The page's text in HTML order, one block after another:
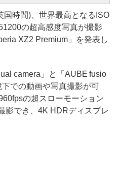
国時間)、世界最高となるISO
の超高感度写真が撮影
XZ2 Premium」を発表し
camera」と「AUBE fusio
での動画や写真撮影が可
の超スローモーション
影でき、4K HDRディスプレ